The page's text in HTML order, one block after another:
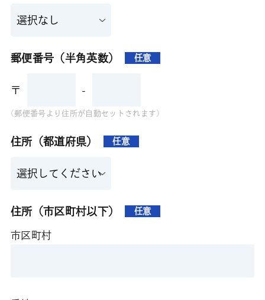
郵便番号（半角英数） 任意
〒 -
(郵便番号より住所が自動セットされます)
住所（都道府県） 任意
住所（市区町村以下） 任意
市区町村